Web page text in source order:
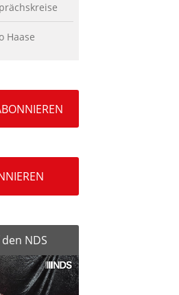
Haase
NDS